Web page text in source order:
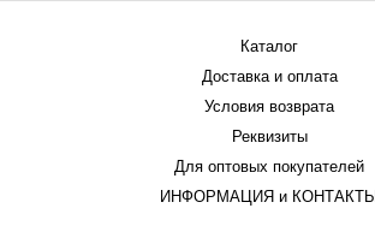
Каталог
Доставка и оплата
Условия возврата
Реквизиты
Для оптовых покупателей
ИНФОРМАЦИЯ и КОНТАКТЫ